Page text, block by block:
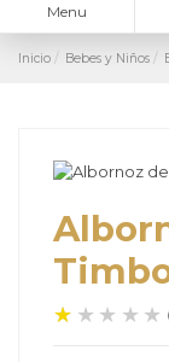
Menu
Inicio Bebes y Niños